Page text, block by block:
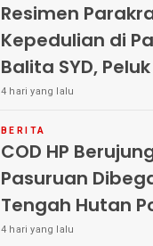
Resimen
Kepedulian di
Balita SYD,
Terlantar
4 hari yang lalu
BERITA
COD HP
Pasuruan
Tengah Hutan Polisi Buru Tiga
Pelaku
4 hari yang lalu